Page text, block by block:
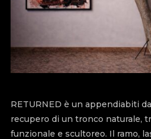
RETURNED è un appendiabiti
recupero di un tronco naturale,
funzionale e scultoreo. Il ramo,